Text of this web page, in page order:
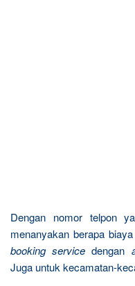
Dengan nomor telpon
menanyakan berapa
booking service dengan
Juga untuk kecamatan-